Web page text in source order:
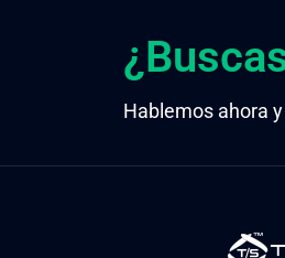
Hablemos ahora